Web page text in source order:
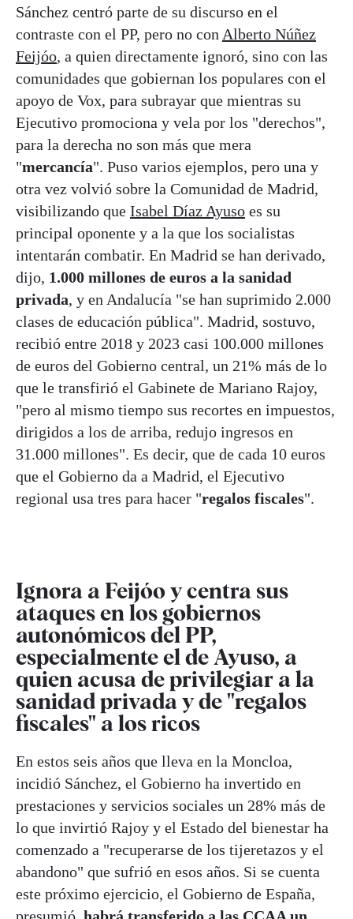
Sánchez centró parte de su discurso en el
contraste con el PP, pero no con Alberto Núñez
Feijóo, a quien directamente ignoró, sino con las
comunidades que gobiernan los populares con el
apoyo de Vox, para subrayar que mientras su
Ejecutivo promociona y vela por los "derechos",
para la derecha no son más que mera
"mercancía". Puso varios ejemplos, pero una y
otra vez volvió sobre la Comunidad de Madrid,
visibilizando que Isabel Díaz Ayuso es su
principal oponente y a la que los socialistas
intentarán combatir. En Madrid se han derivado,
dijo, 1.000 millones de euros a la sanidad
privada, y en Andalucía "se han suprimido 2.000
clases de educación pública". Madrid, sostuvo,
recibió entre 2018 y 2023 casi 100.000 millones
de euros del Gobierno central, un 21% más de lo
que le transfirió el Gabinete de Mariano Rajoy,
"pero al mismo tiempo sus recortes en impuestos,
dirigidos a los de arriba, redujo ingresos en
31.000 millones". Es decir, que de cada 10 euros
que el Gobierno da a Madrid, el Ejecutivo
regional usa tres para hacer "regalos fiscales".
Ignora a Feijóo y centra sus
ataques en los gobiernos
autonómicos del PP,
especialmente el de Ayuso, a
quien acusa de privilegiar a la
sanidad privada y de "regalos
fiscales" a los ricos
En estos seis años que lleva en la Moncloa,
incidió Sánchez, el Gobierno ha invertido en
prestaciones y servicios sociales un 28% más de
lo que invirtió Rajoy y el Estado del bienestar ha
comenzado a "recuperarse de los tijeretazos y el
abandono" que sufrió en esos años. Si se cuenta
este próximo ejercicio, el Gobierno de España,